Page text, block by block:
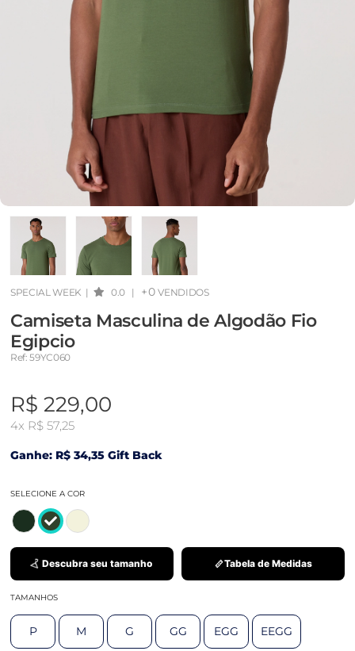
SPECIAL WEEK | 0.0 | +0 VENDIDOS
Camiseta Masculina de Algodão Fio
Egipcio
Ref: 59YC060
R$ 229,00
4x R$ 57,25
Ganhe: R$ 34,35 Gift Back
SELECIONE A COR
Descubra seu tamanho Tabela de Medidas
TAMANHOS
P M G GG EGG EEGG